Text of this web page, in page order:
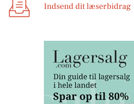
Indsend dit læserbidrag